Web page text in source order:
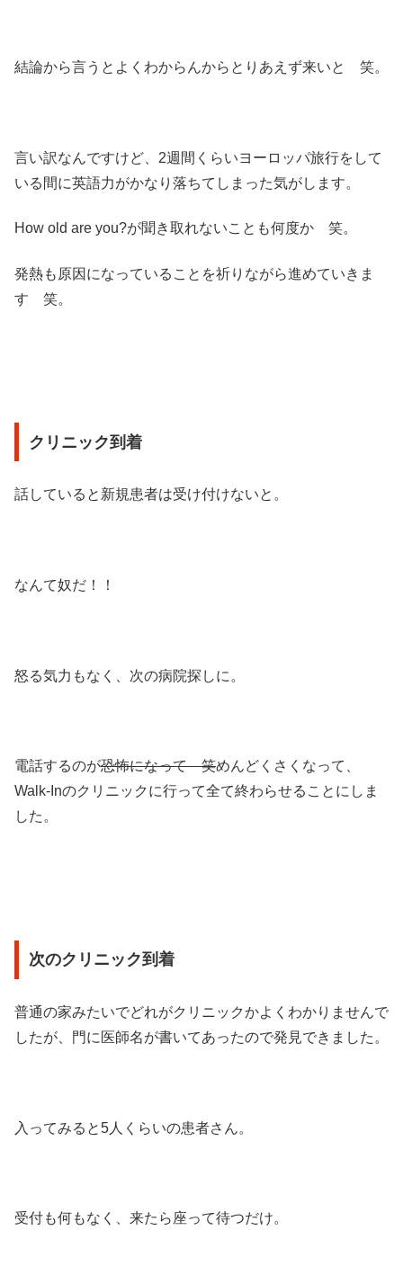
結論から言うとよくわからんからとりあえず来いと 笑。
言い訳なんですけど、2週間くらいヨーロッパ旅行をして
いる間に英語力がかなり落ちてしまった気がします。
How old are you?が聞き取れないことも何度か 笑。
発熱も原因になっていることを祈りながら進めていきま
す 笑。
クリニック到着
話していると新規患者は受け付けないと。
なんて奴だ！！
怒る気力もなく、次の病院探しに。
電話するのが恐怖になって 笑めんどくさくなって、
Walk-Inのクリニックに行って全て終わらせることにしま
した。
次のクリニック到着
普通の家みたいでどれがクリニックかよくわかりませんで
したが、門に医師名が書いてあったので発見できました。
入ってみると5人くらいの患者さん。
受付も何もなく、来たら座って待つだけ。